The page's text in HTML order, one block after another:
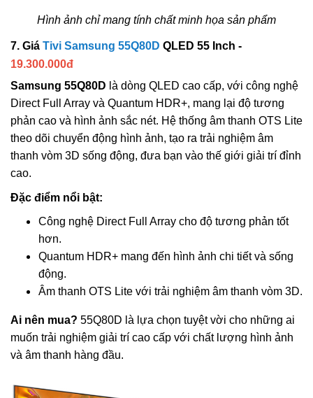
Hình ảnh chỉ mang tính chất minh họa sản phẩm
7. Giá Tivi Samsung 55Q80D QLED 55 Inch -
19.300.000đ
Samsung 55Q80D là dòng QLED cao cấp, với công nghệ
Direct Full Array và Quantum HDR+, mang lại độ tương
phản cao và hình ảnh sắc nét. Hệ thống âm thanh OTS Lite
theo dõi chuyển động hình ảnh, tạo ra trải nghiệm âm
thanh vòm 3D sống động, đưa bạn vào thế giới giải trí đỉnh
cao.
Đặc điểm nổi bật:
Công nghệ Direct Full Array cho độ tương phản tốt
hơn.
Quantum HDR+ mang đến hình ảnh chi tiết và sống
động.
Âm thanh OTS Lite với trải nghiệm âm thanh vòm 3D.
Ai nên mua? 55Q80D là lựa chọn tuyệt vời cho những ai
muốn trải nghiệm giải trí cao cấp với chất lượng hình ảnh
và âm thanh hàng đầu.